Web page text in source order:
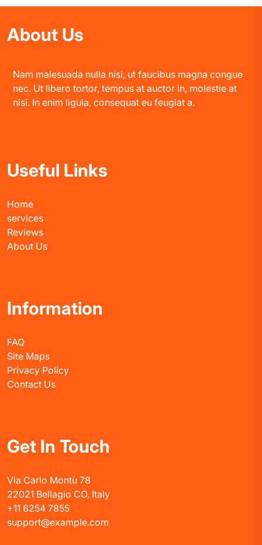
About Us
Nam malesuada nulla nisi, ut faucibus magna congue
nec. Ut libero tortor, tempus at auctor in, molestie at
nisi. In enim ligula, consequat eu feugiat a.
Useful Links
Home
services
Reviews
About Us
Information
FAQ
Site Maps
Privacy Policy
Contact Us
Get In Touch
Via Carlo Montù 78
22021 Bellagio CO, Italy
+11 6254 7855
support@example.com